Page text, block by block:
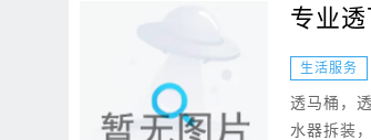
专业
生活服务
透马桶，
水器拆装